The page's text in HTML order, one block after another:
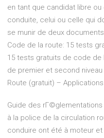
en tant que candidat libre
conduite, celui ou celle qui
se munir de deux
Code de la route: 15 tests
15 tests gratuits de code de
de premier et second
Route (gratuit) –
Guide des
à la police de la circulation
conduire ont été à moteur